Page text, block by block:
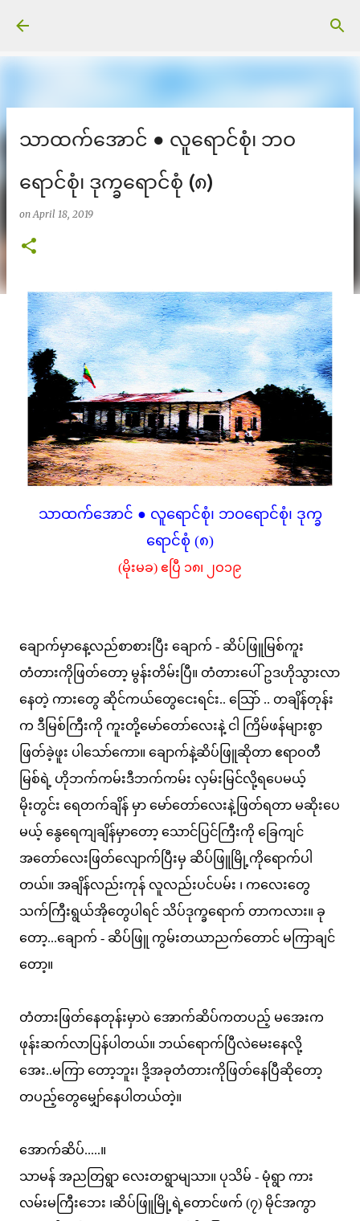
သာထက်အောင် ● လူရောင်စုံ၊ ဘဝ
ရောင်စုံ၊ ဒုက္ခရောင်စုံ (၈)
onApril 18, 2019
သာထက်အောင် ● လူရောင်စုံ၊ ဘဝရောင်စုံ၊ ဒုက္ခ
ရောင်စုံ (၈)
(မိုးမခ) ဧပြီ ၁၈၊ ၂ဝ၁၉
ချောက်မှာနေ့လည်စာစားပြီး ချောက် - ဆိပ်ဖြူမြစ်ကူး
တံတားကိုဖြတ်တော့ မွန်းတိမ်းပြီ။ တံတားပေါ် ဥဒဟိုသွားလာ
နေတဲ့ ကားတွေ ဆိုင်ကယ်တွေငေးရင်း.. သြော် .. တချိန်တုန်း
က ဒီမြစ်ကြီးကို ကူးတို့မော်တော်လေးနဲ့ ငါ ကြိမ်ဖန်များစွာ
ဖြတ်ခဲ့ဖူး ပါသော်ကော။ ချောက်နဲ့ဆိပ်ဖြူဆိုတာ ဧရာဝတီ
မြစ်ရဲ့ ဟိုဘက်ကမ်းဒီဘက်ကမ်း လှမ်းမြင်လို့ရပေမယ့်
မိုးတွင်း ရေတက်ချိန် မှာ မော်တော်လေးနဲ့ဖြတ်ရတာ မဆိုးပေ
မယ့် နွေရေကျချိန်မှာတော့ သောင်ပြင်ကြီးကို ခြေကျင်
အတော်လေးဖြတ်လျောက်ပြီးမှ ဆိပ်ဖြူမြို့ကိုရောက်ပါ
တယ်။ အချိန်လည်းကုန် လူလည်းပင်ပမ်း ၊ ကလေးတွေ
သက်ကြီးရွယ်အိုတွေပါရင် သိပ်ဒုက္ခရောက် တာကလား။ ခု
တော့...ချောက် - ဆိပ်ဖြူ ကွမ်းတယာညက်တောင် မကြာချင်
တော့။
တံတားဖြတ်နေတုန်းမှာပဲ အောက်ဆိပ်ကတပည့် မအေးက
ဖုန်းဆက်လာပြန်ပါတယ်။ ဘယ်ရောက်ပြီလဲမေးနေလို့
အေး..မကြာ တော့ဘူး၊ ဒို့အခုတံတားကိုဖြတ်နေပြီဆိုတော့
တပည့်တွေမျှော်နေပါတယ်တဲ့။
အောက်ဆိပ်.....။
သာမန် အညတြရွာ လေးတရွာမျသာ။ ပုသိမ် - မုံရွာ ကား
လမ်းမကြီးဘေး ၊ဆိပ်ဖြူမြို့ရဲ့တောင်ဖက် (၇) မိုင်အကွာ